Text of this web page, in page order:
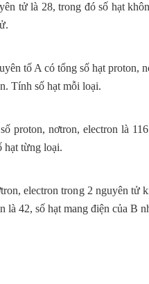
tử là 28, trong đó số hạt
tố A có tổng số hạt proton,
Tính số hạt mỗi loại.
proton, nơtron, electron là
hạt từng loại.
electron trong 2 nguyên tử
là 42, số hạt mang điện của B